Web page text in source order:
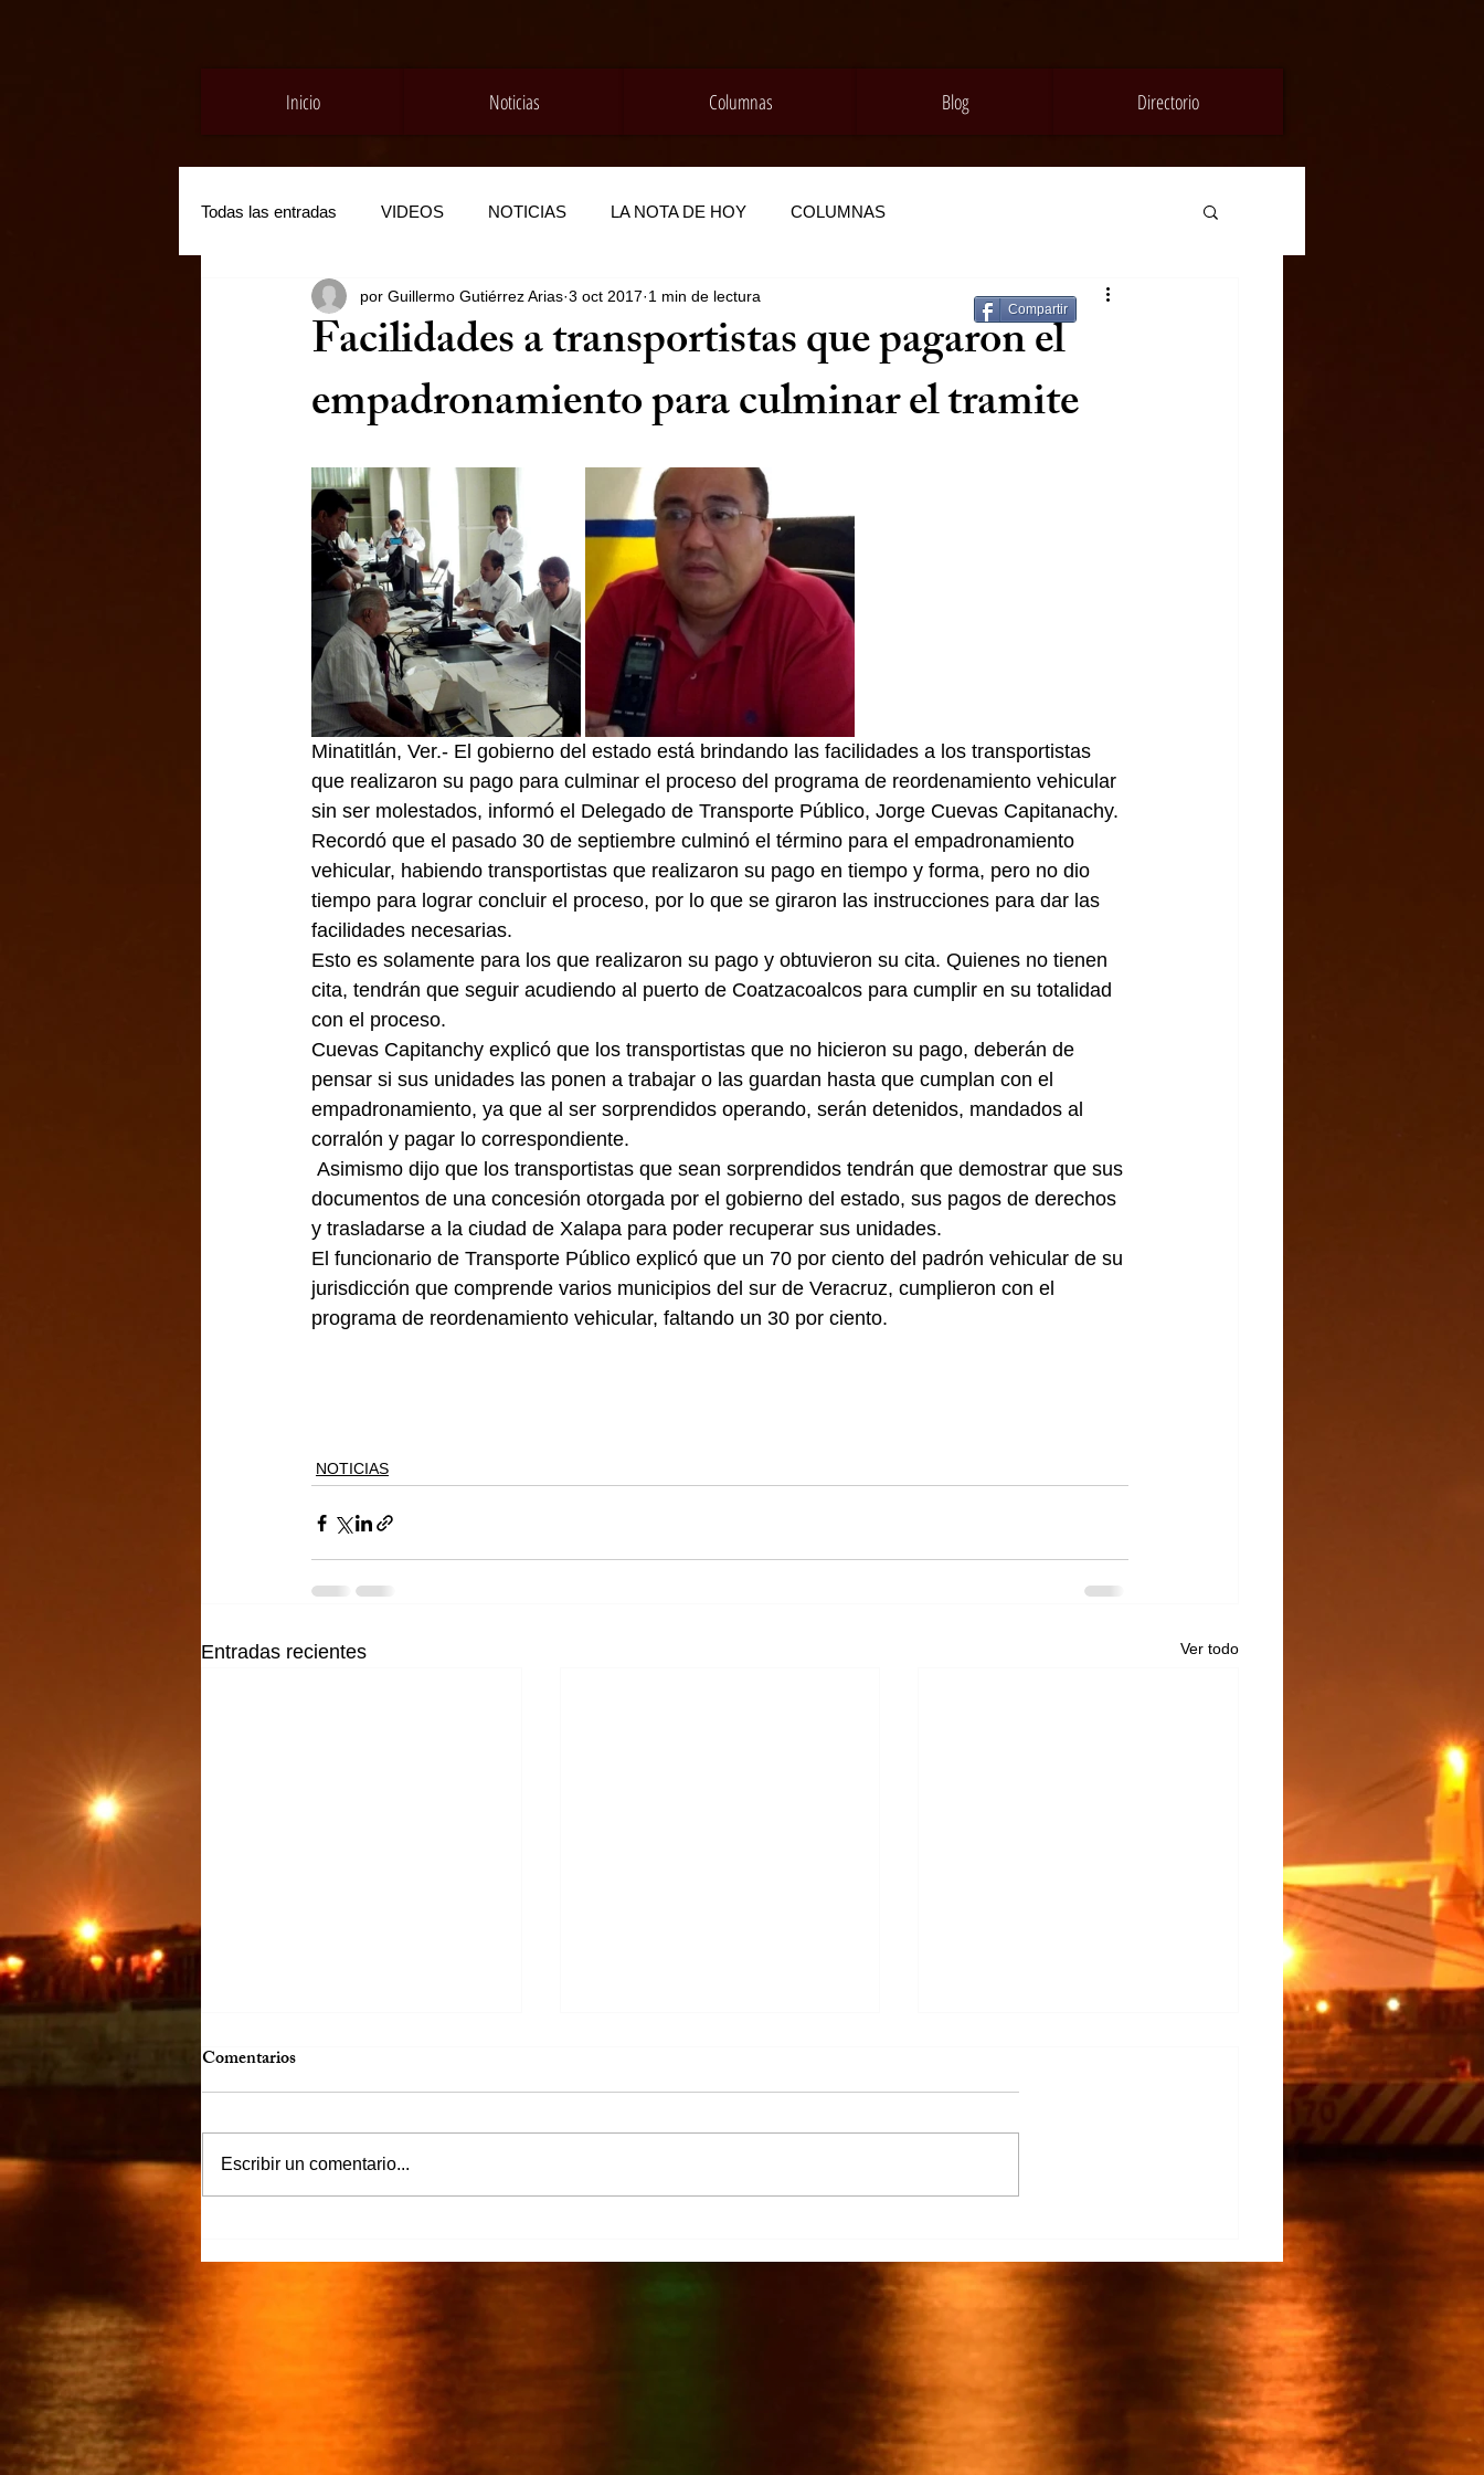
Inicio Noticias Columnas Blog Directorio
Todas las entradas VIDEOS NOTICIAS LA NOTA DE HOY COLUMNAS
Facilidades a transportistas que pagaron el
empadronamiento para culminar el tramite
por Guillermo Gutiérrez Arias 3 oct 2017 1 min de lectura
Minatitlán, Ver.- El gobierno del estado está brindando las facilidades a los transportistas
que realizaron su pago para culminar el proceso del programa de reordenamiento vehicular
sin ser molestados, informó el Delegado de Transporte Público, Jorge Cuevas Capitanachy.
Recordó que el pasado 30 de septiembre culminó el término para el empadronamiento
vehicular, habiendo transportistas que realizaron su pago en tiempo y forma, pero no dio
tiempo para lograr concluir el proceso, por lo que se giraron las instrucciones para dar las
facilidades necesarias.
Esto es solamente para los que realizaron su pago y obtuvieron su cita. Quienes no tienen
cita, tendrán que seguir acudiendo al puerto de Coatzacoalcos para cumplir en su totalidad
con el proceso.
Cuevas Capitanchy explicó que los transportistas que no hicieron su pago, deberán de
pensar si sus unidades las ponen a trabajar o las guardan hasta que cumplan con el
empadronamiento, ya que al ser sorprendidos operando, serán detenidos, mandados al
corralón y pagar lo correspondiente.
documentos de una concesión otorgada por el gobierno del estado, sus pagos de derechos
y trasladarse a la ciudad de Xalapa para poder recuperar sus unidades.
El funcionario de Transporte Público explicó que un 70 por ciento del padrón vehicular de su
jurisdicción que comprende varios municipios del sur de Veracruz, cumplieron con el
programa de reordenamiento vehicular, faltando un 30 por ciento.
NOTICIAS
Entradas recientes Ver todo
familiares y amigos
caña afectados por el cierre del
Desarrollo del TECNM Virtual
Comentarios
Escribir un comentario...
Compartir